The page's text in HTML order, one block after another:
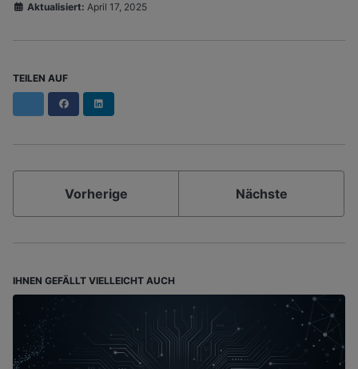
Aktualisiert: April 17, 2025
TEILEN AUF
Facebook
Vorherige Nächste
IHNEN GEFÄLLT VIELLEICHT AUCH